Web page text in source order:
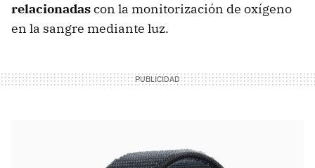
relacionadascon la monitorización de oxígeno
en la sangre mediante luz.